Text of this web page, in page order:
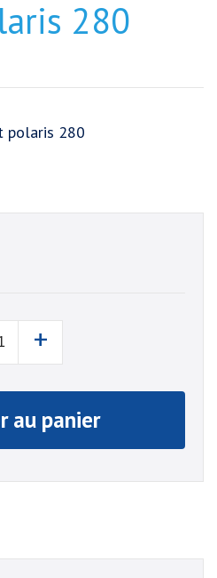
280
polaris 280
+
au panier